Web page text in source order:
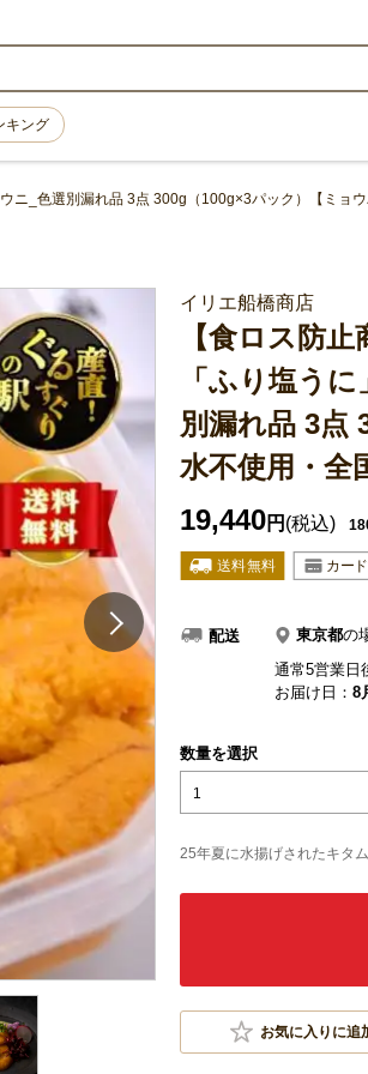
キング
_色選別漏れ品 3点 300g（100g×3パック）【ミョウ
イリエ船橋商店
【食ロス防
「ふり塩う
別漏れ品 3点
水不使用・全
19,440円 (税込)
配送 東京都の
通常5営業日
お届け日： 8
数量を選択
1
25年夏に水揚げされたキタ
お気に入りに追